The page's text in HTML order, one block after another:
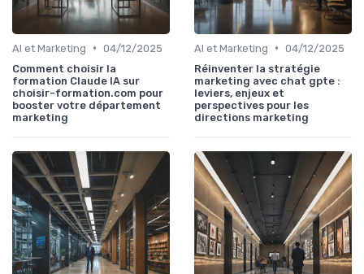
AI et Marketing • 04/12/2025
Comment choisir la
formation Claude IA sur
choisir-formation.com pour
booster votre département
marketing
AI et Marketing • 04/12/2025
Réinventer la stratégie
marketing avec chat gpte :
leviers, enjeux et
perspectives pour les
directions marketing